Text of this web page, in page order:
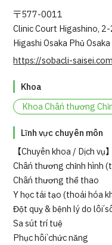
〒577-0011
Clinic Court Higashino,
Higashi Osaka Phủ Osaka
https://sobacli-
Khoa
Khoa Chấn thương
Lĩnh vực chuyên môn
【Chuyên khoa / Dịch vụ】
Chấn thương chỉnh hình
Chấn thương thể thao
Y học tái tạo (thoái hóa
Đột quỵ & bệnh lý do lối
Sa sút trí tuệ
Phục hồi chức năng